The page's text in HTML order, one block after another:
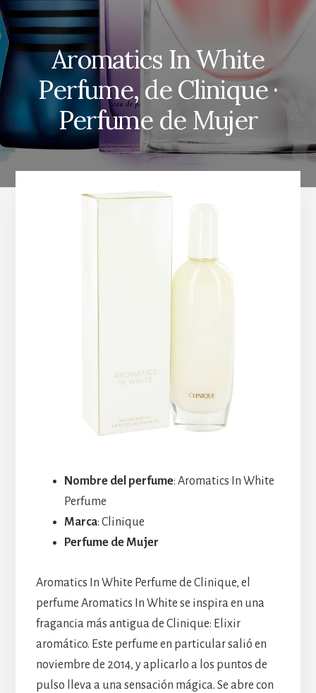
Aromatics In White
Perfume, de Clinique ·
Perfume de Mujer
Nombre del perfume: Aromatics In White
Perfume
Marca: Clinique
Perfume de Mujer
Aromatics In White Perfume de Clinique, el
perfume Aromatics In White se inspira en una
fragancia más antigua de Clinique: Elixir
aromático. Este perfume en particular salió en
noviembre de 2014, y aplicarlo a los puntos de
pulso lleva a una sensación mágica. Se abre con